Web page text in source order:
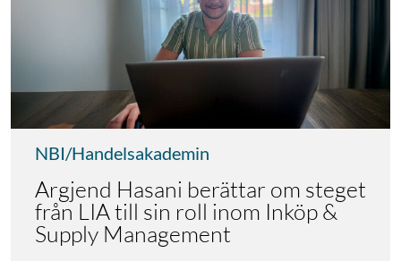
NBI/Handelsakademin
Argjend Hasani berättar om steget
från LIA till sin roll inom Inköp &
Supply Management